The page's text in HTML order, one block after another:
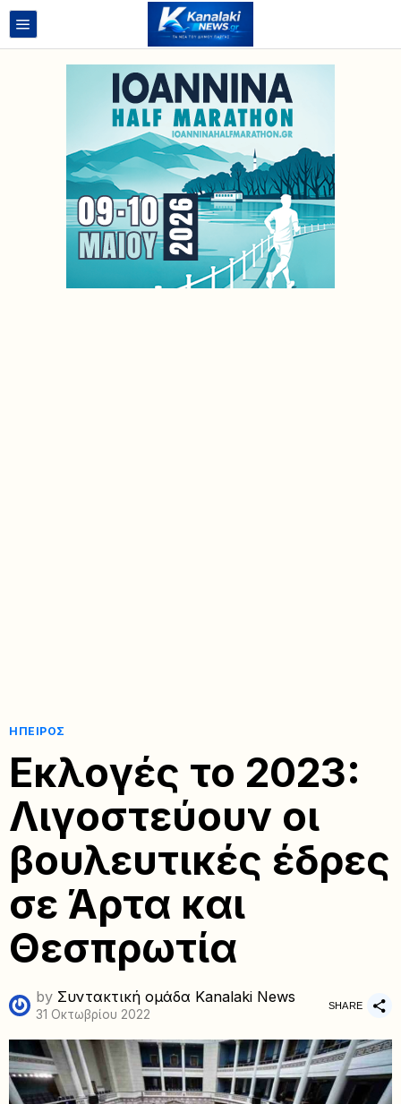
ΉΠΕΙΡΟΣ
Εκλογές το 2023:
Λιγοστεύουν οι
βουλευτικές έδρες
σε Άρτα και
Θεσπρωτία
by Συντακτική ομάδα Kanalaki News
31 Οκτωβρίου 2022
SHARE